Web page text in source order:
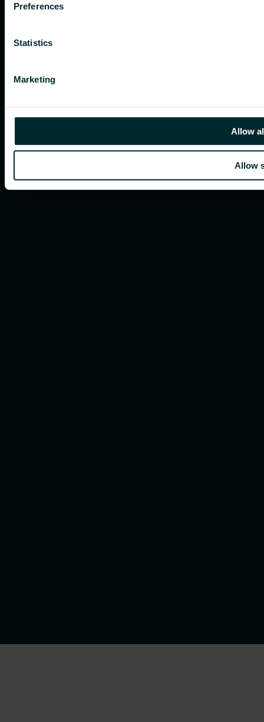
Preferences
Statistics
Marketing
Allow
Allow